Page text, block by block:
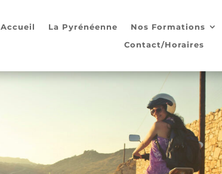
Accueil La Pyrénéenne Nos Formations
Contact/Horaires